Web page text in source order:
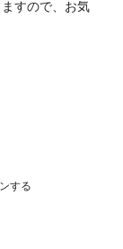
すので、お気
する